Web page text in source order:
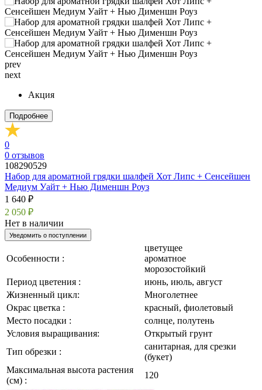
prev
next
Акция
Подробнее
0
0 отзывов
108290529
Набор для ароматной грядки шалфей Хот Липс + Сенсейшен
Медиум Уайт + Нью Дименшн Роуз
1 640 ₽
2 050 ₽
Нет в наличии
Уведомить о поступлении
Особенности :
цветущее
ароматное
морозостойкий
Период цветения :
июнь, июль, август
Жизненный цикл:
Многолетнее
Окрас цветка :
красный, фиолетовый
Место посадки :
солнце, полутень
Условия выращивания:
Открытый грунт
Тип обрезки :
санитарная, для срезки
(букет)
Максимальная высота растения
(см) :
120